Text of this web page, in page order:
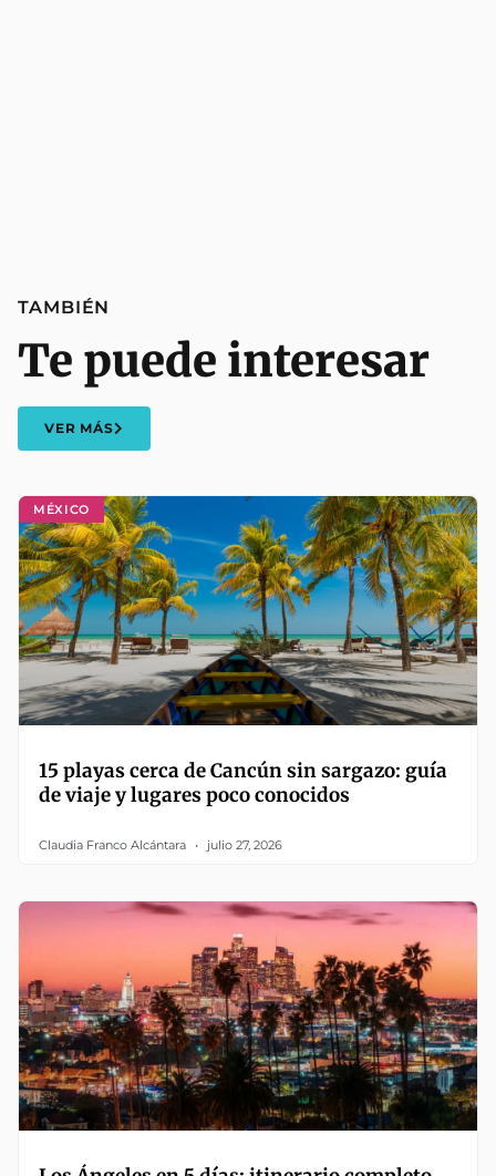
MÉXICO
15 playas cerca de Cancún sin sargazo: guía
de viaje y lugares poco conocidos
Claudia Franco Alcántara julio 27, 2026
TAMBIÉN
Te puede interesar
VER MÁS